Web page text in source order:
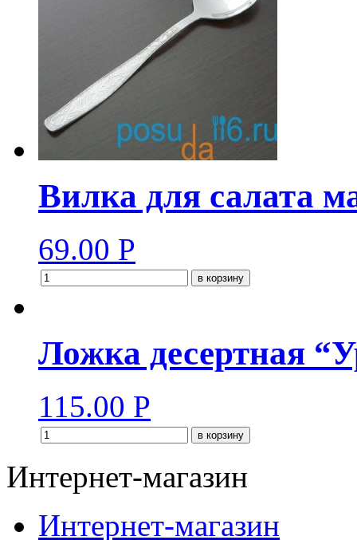
Вилка для салата
69.00 Р
в корзину
Ложка десертная
115.00 Р
в корзину
Интернет-магазин
Интернет-магазин